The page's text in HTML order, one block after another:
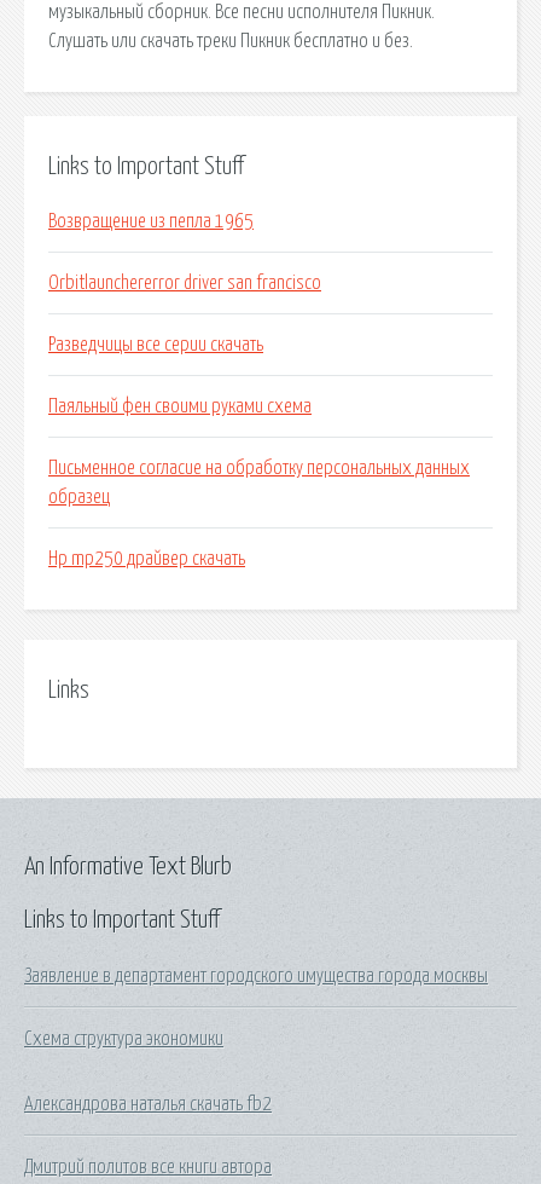
музыкальный сборник. Все песни исполнителя Пикник.
Слушать или скачать треки Пикник бесплатно и без.
Links to Important Stuff
Возвращение из пепла 1965
Orbitlaunchererror driver san francisco
Разведчицы все серии скачать
Паяльный фен своими руками схема
Письменное согласие на обработку персональных данных
образец
Hp mp250 драйвер скачать
Links
Links to Important Stuff
Заявление в департамент городского имущества города москвы
Схема структура экономики
Александрова наталья скачать fb2
Дмитрий политов все книги автора
An Informative Text Blurb